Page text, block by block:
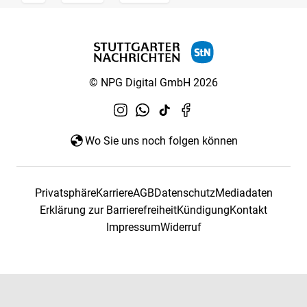
© NPG Digital GmbH 2026
Wo Sie uns noch folgen können
PrivatsphäreKarriereAGBDatenschutzMediadaten
Erklärung zur BarrierefreiheitKündigungKontakt
ImpressumWiderruf